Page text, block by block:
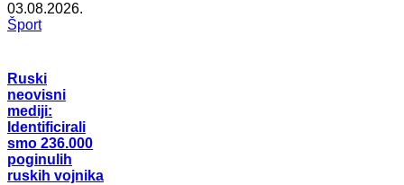
03.08.2026.
Šport
Ruski
neovisni
mediji:
Identificirali
smo 236.000
poginulih
ruskih vojnika